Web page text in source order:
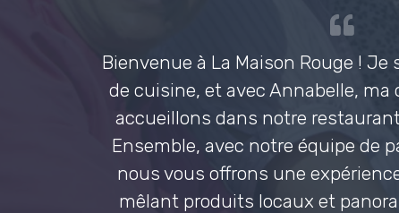
Bienvenue à La Maison Rouge !
de cuisine, et avec Annabelle, ma
accueillons dans notre
Ensemble, avec notre équipe de
nous vous offrons une
mêlant produits locaux et